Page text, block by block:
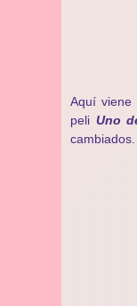
Aquí viene
peli Uno
cambiados.